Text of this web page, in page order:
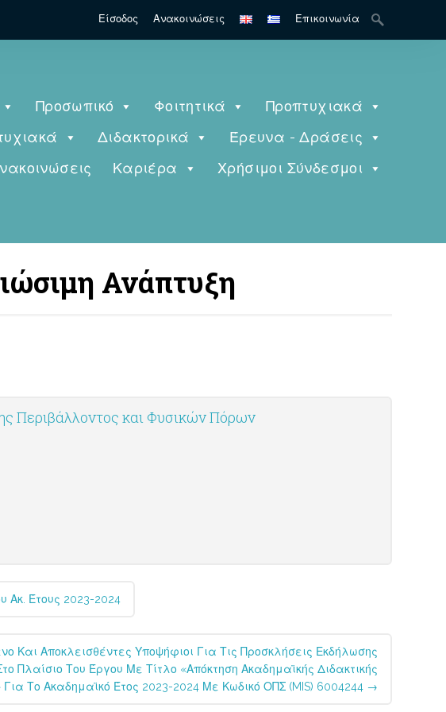
Είσοδος Ανακοινώσεις Επικοινωνία
Search
for:
Προσωπικό Φοιτητικά
Προπτυχιακά
Διδακτορικά
Έρευνα - Δράσεις
Καριέρα Χρήσιμοι Σύνδεσμοι
Ανάπτυξη
Περιβάλλοντος και Φυσικών Πόρων
Ακ. Έτους 2023-2024
Και Αποκλεισθέντες Υποψήφιοι Για Τις Προσκλήσεις Εκδήλωσης
Πλαίσιο Του Έργου Με Τίτλο «Απόκτηση Ακαδημαϊκής Διδακτικής
Το Ακαδημαϊκό Έτος 2023-2024 Με Κωδικό ΟΠΣ (MIS) 6004244 →